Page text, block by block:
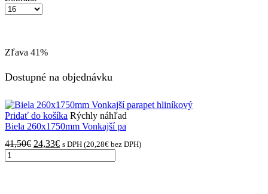
Počet
Zľava 41%
Dostupné na objednávku
Pridať do košíka Rýchly náhľad
Biela 260x1750mm Vonkajší pa
41,50€ Pôvodná
bola:
24,33€Aktuálna
je:
s DPH (20,28€ bez DPH)
množstvo
Biela